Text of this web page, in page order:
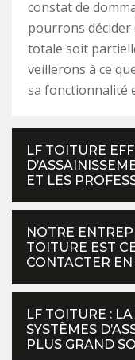
constat de
pourrons décider
totale soit
veillerons à ce
sa fonctionnalité
LF TOITURE
ET LES
NOTRE
TOITURE EST
CONTACTER
LF TOITURE :
SYSTÈMES
PLUS GRAND